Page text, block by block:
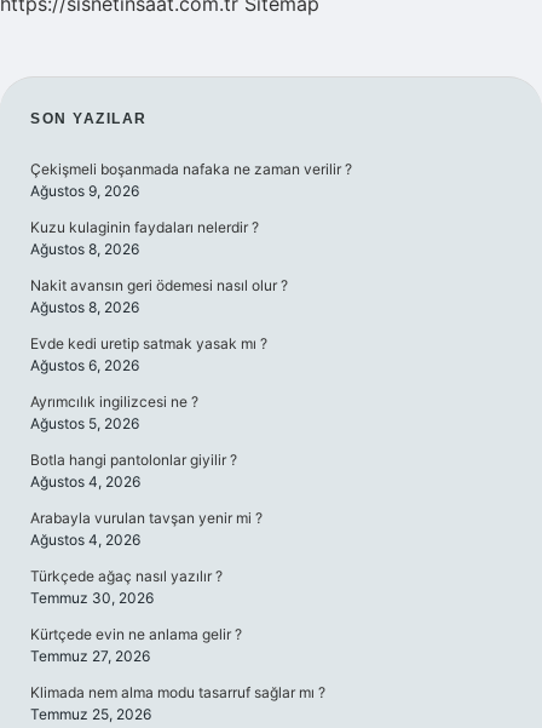
SIDEBAR
SON YAZILAR
Çekişmeli boşanmada nafaka ne zaman verilir ?
Ağustos 9, 2026
Kuzu kulaginin faydaları nelerdir ?
Ağustos 8, 2026
Nakit avansın geri ödemesi nasıl olur ?
Ağustos 8, 2026
Evde kedi uretip satmak yasak mı ?
Ağustos 6, 2026
Ayrımcılık ingilizcesi ne ?
Ağustos 5, 2026
Botla hangi pantolonlar giyilir ?
Ağustos 4, 2026
Arabayla vurulan tavşan yenir mi ?
Ağustos 4, 2026
Türkçede ağaç nasıl yazılır ?
Temmuz 30, 2026
Kürtçede evin ne anlama gelir ?
Temmuz 27, 2026
Klimada nem alma modu tasarruf sağlar mı ?
Temmuz 25, 2026